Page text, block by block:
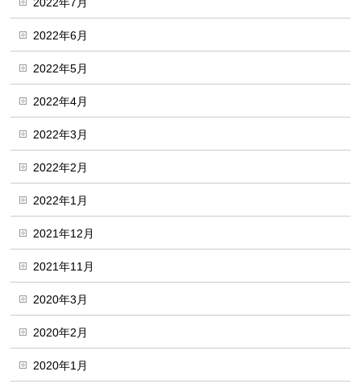
2022年6月
2022年5月
2022年4月
2022年3月
2022年2月
2022年1月
2021年12月
2021年11月
2020年3月
2020年2月
2020年1月